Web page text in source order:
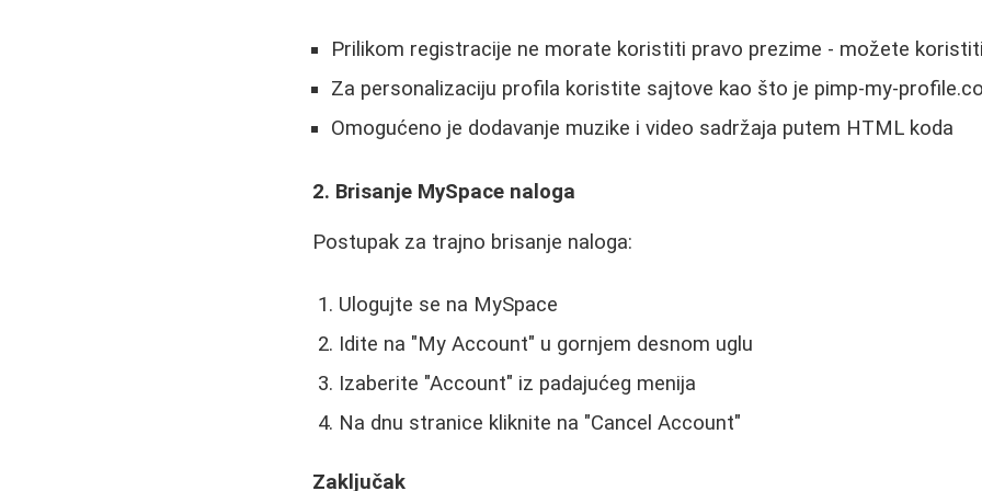
Prilikom registracije ne morate koristiti pravo prezime - možete
Za personalizaciju profila koristite sajtove kao što je pimp-my-
Omogućeno je dodavanje muzike i video sadržaja putem HTML koda
2. Brisanje MySpace naloga
Postupak za trajno brisanje naloga:
Ulogujte se na MySpace
Idite na "My Account" u gornjem desnom uglu
Izaberite "Account" iz padajućeg menija
Na dnu stranice kliknite na "Cancel Account"
Zaključak